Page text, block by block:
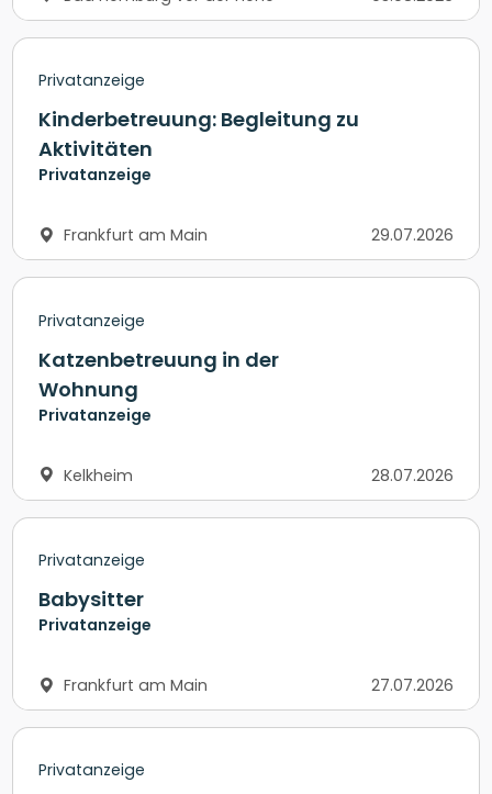
Privatanzeige
Kinderbetreuung: Begleitung zu
Aktivitäten
Privatanzeige
Frankfurt am Main 29.07.2026
Privatanzeige
Katzenbetreuung in der
Wohnung
Privatanzeige
Kelkheim 28.07.2026
Privatanzeige
Babysitter
Privatanzeige
Frankfurt am Main 27.07.2026
Privatanzeige